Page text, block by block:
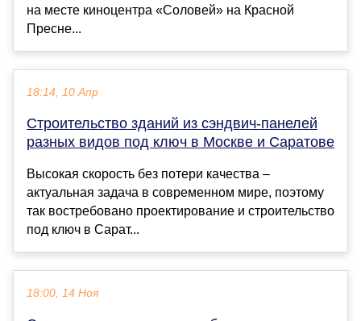
на месте киноцентра «Соловей» на Красной
Пресне...
18:14, 10 Апр
Строительство зданий из сэндвич-панелей
разных видов под ключ в Москве и Саратове
Высокая скорость без потери качества –
актуальная задача в современном мире, поэтому
так востребовано проектирование и строительство
под ключ в Сарат...
18:00, 14 Ноя